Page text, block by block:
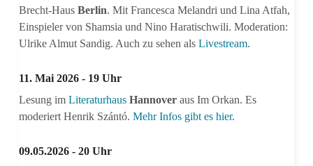
Brecht-HausBerlin. Mit Francesca Melandri und Lina Atfah,
Einspieler von Shamsia und Nino Haratischwili. Moderation:
Ulrike Almut Sandig. Auch zu sehen alsLivestream.
11. Mai 2026 - 19 Uhr
Lesung imLiteraturhaus Hannover aus Im Orkan. Es
moderiert Henrik Szántó.Mehr Infos gibt es hier.
09.05.2026 - 20 Uhr